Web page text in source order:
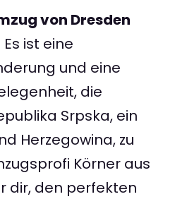
von Dresden
Es ist eine
und eine
die
Srpska, ein
Herzegowina, zu
Körner aus
dir, den perfekten